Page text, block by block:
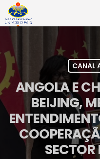
CANAL
ANGOLA E
BEIJING,
SECTOR